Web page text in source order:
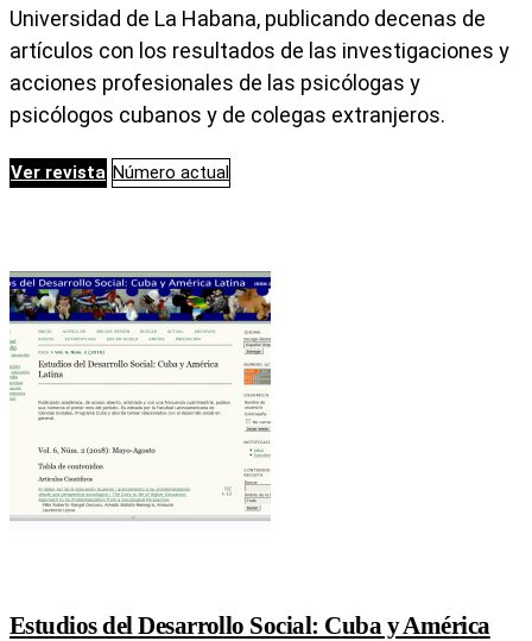
Universidad de La Habana, publicando decenas de
artículos con los resultados de las investigaciones y
acciones profesionales de las psicólogas y
psicólogos cubanos y de colegas extranjeros.
Ver revista Número actual
Estudios del Desarrollo Social: Cuba y América